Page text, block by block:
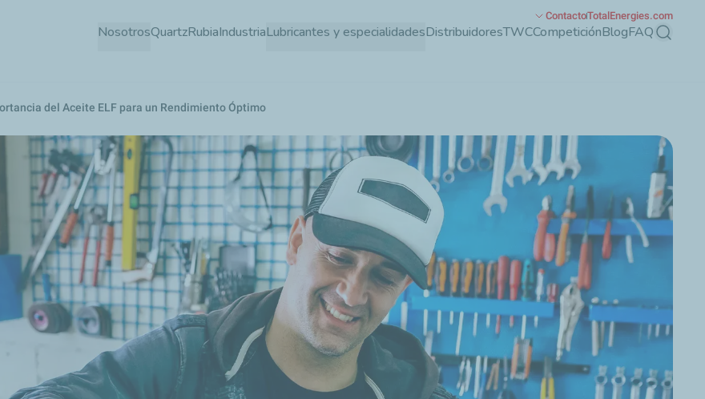
Pasar
NosotrosQuartzRubiaIndustriaLubricantes y especialidadesDistribuidoresTWCCompeticiónBlogFAQ Buscar
ContactoTotalEnergies.com
del Aceite ELF para un Rendimiento Óptimo